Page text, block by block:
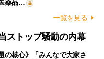
薬品…
一覧を見る
ストップ騒動の内幕
の核心》「みんなで大家さ